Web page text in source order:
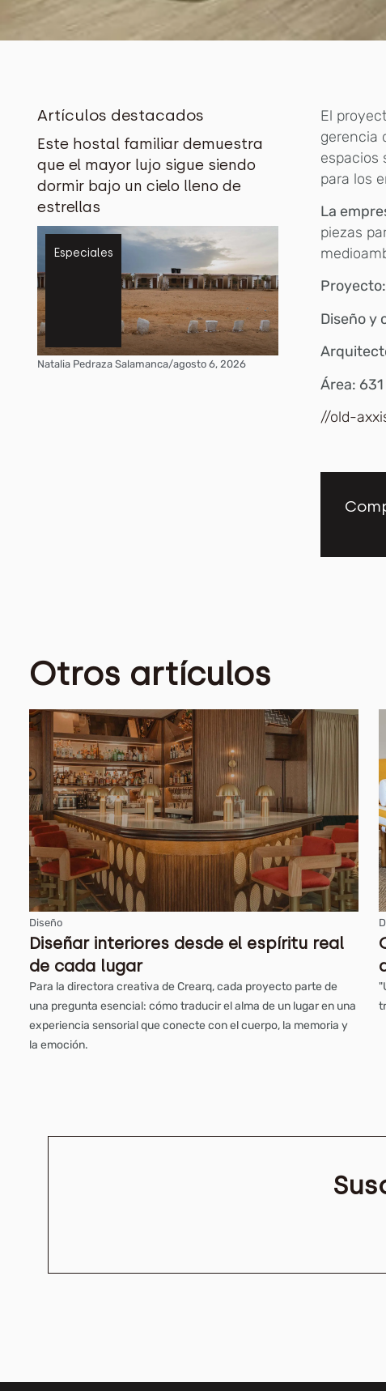
Artículos destacados
Este hostal familiar demuestra
que el mayor lujo sigue siendo
dormir bajo un cielo lleno de
estrellas
Especiales
Natalia Pedraza Salamanca/agosto 6, 2026
El
gerencia
espacios
para los
La
piezas
Diseño y
Área:
//old-
Otros artículos
Diseño
Diseñar interiores desde el espíritu real
de cada lugar
Para la directora creativa de Crearq, cada proyecto parte de
una pregunta esencial: cómo traducir el alma de un lugar en una
experiencia sensorial que conecte con el cuerpo, la memoria y
la emoción.